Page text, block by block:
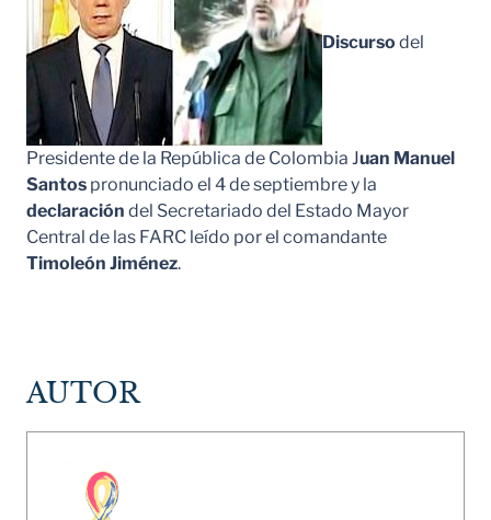
Discurso del
Presidente de la República de Colombia Juan Manuel
Santos pronunciado el 4 de septiembre y la
declaración del Secretariado del Estado Mayor
Central de las FARC leído por el comandante
Timoleón Jiménez.
AUTOR